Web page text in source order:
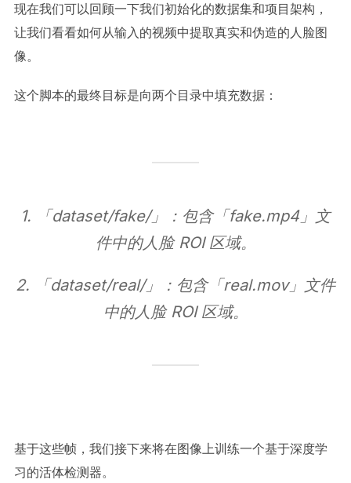
现在我们可以回顾一下我们初始化的数据集和项目架构，
让我们看看如何从输入的视频中提取真实和伪造的人脸图
像。
这个脚本的最终目标是向两个目录中填充数据：
1. 「dataset/fake/」：包含「fake.mp4」文
件中的人脸 ROI 区域。
2. 「dataset/real/」：包含「real.mov」文件
中的人脸 ROI 区域。
基于这些帧，我们接下来将在图像上训练一个基于深度学
习的活体检测器。